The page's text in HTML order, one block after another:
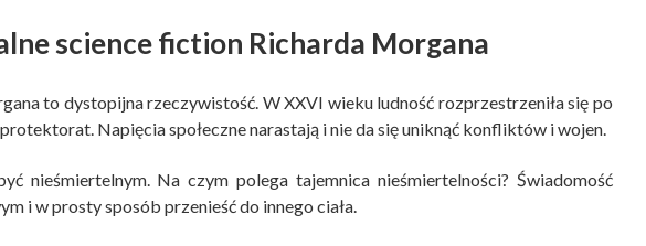
science fiction Richarda Morgana
to dystopijna rzeczywistość. W XXVI wieku ludność rozprzestrzeniła się po
Napięcia społeczne narastają i nie da się uniknąć konfliktów i wojen.
nieśmiertelnym. Na czym polega tajemnica nieśmiertelności? Świadomość
i w prosty sposób przenieść do innego ciała.